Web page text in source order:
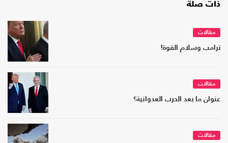
ذات صلة
مقالات
ترامب وسلام القوة!
مقالات
عنوان ما بعد الحرب العدوانية؟
مقالات